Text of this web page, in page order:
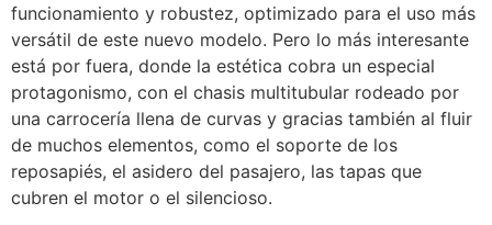
funcionamiento y robustez, optimizado para el uso más
versátil de este nuevo modelo. Pero lo más interesante
está por fuera, donde la estética cobra un especial
protagonismo, con el chasis multitubular rodeado por
una carrocería llena de curvas y gracias también al fluir
de muchos elementos, como el soporte de los
reposapiés, el asidero del pasajero, las tapas que
cubren el motor o el silencioso.